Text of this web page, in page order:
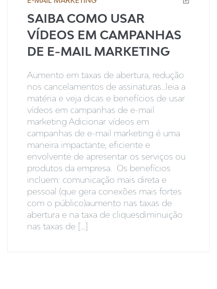
SAIBA COMO USAR
VÍDEOS EM CAMPANHAS
DE E-MAIL MARKETING
Aumento em taxas de abertura, redução
nos cancelamentos de assinaturas...leia a
matéria e veja dicas e benefícios de usar
vídeos em campanhas de e-mail
marketing Adicionar vídeos em
campanhas de e-mail marketing é uma
maneira impactante, eficiente e
envolvente de apresentar os serviços ou
produtos da empresa. Os benefícios
incluem: comunicação mais direta e
pessoal (que gera conexões mais fortes
com o público)aumento nas taxas de
abertura e na taxa de cliquesdiminuição
nas taxas de [...]